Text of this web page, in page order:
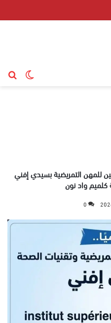
للمهن التمريضية بسيدي إفني
كلميم واد نون
0